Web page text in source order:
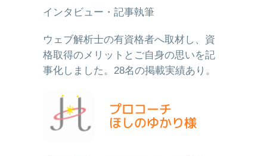
インタビュー・記事執筆
ウェブ解析士の有資格者へ取材し、資
格取得のメリットとご自身の思いを記
事化しました。28名の掲載実績あり。
プロコーチ
ほしのゆかり様